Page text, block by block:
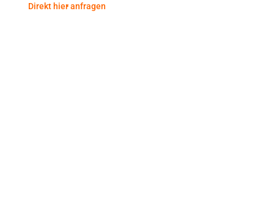
Direkt hier anfragen